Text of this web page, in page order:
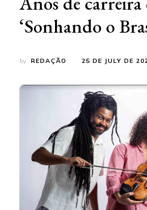
‘Sonhando o
by REDAÇÃO 25 DE JULY DE